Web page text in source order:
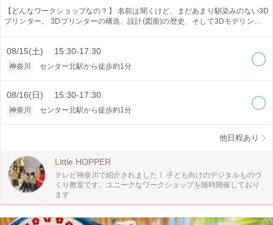
【どんなワークショップなの？】 名前は聞くけど、まだあまり馴染みのない3D
プリンター。 3Dプリンターの構造、設計(図面)の歴史、そして3Dモデリングの
ちろん3Dプリンターで出力したモデルは出力後(後日)にお持ち帰り頂けます。
3Dプリンターの無限の可能性を感じながら楽しく学んでみませんか？ 【どんな
グの基礎操作が身に付き、簡単なモデルがデザインできるようになる。 【使用
を設計/作成できるソフトです。 Tinker CADは、子ども向けにデザインされた
ソフトですが、モデリング出来るものは多岐にわたります。 直感的でおもしろ
ェア) 3DプリンターはCADソフトなどで制作した3Dデータを印刷することが出
来るプリンターです。 【対象年齢は？】 小学校2年生以上となります。 親子参
加で共同作業を通じて絆を深めたり、おじいちゃんおばあちゃんとお孫さんで参
加して頂くのも良いのではないでしょうか^^ 小学校３年以上のお子様であれ
ば、お一人で参加頂けます。 兄弟や友達同士で参加し、完成したら一緒に遊ぶ
こともできますね！
08/15(土) 15:30-17:30
神奈川 センター北駅から徒歩約1分
08/16(日) 15:30-17:30
神奈川 センター北駅から徒歩約1分
他日程あり
Little HOPPER
テレビ神奈川で紹介されました！ 子ども向けのデジタルものづ
くり教室です。ユニークなワークショップを随時開催しており
ます